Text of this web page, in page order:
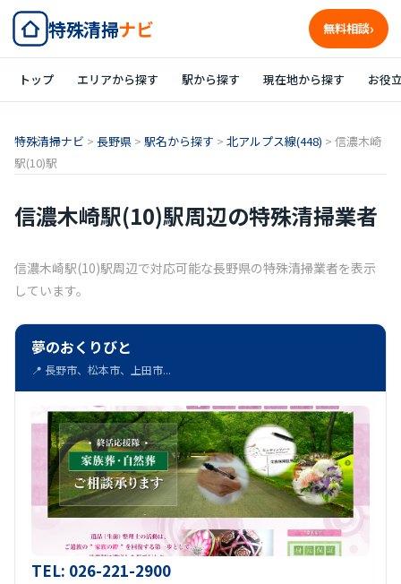
特殊清掃ナビ 無料相談
トップ エリアから探す 駅から探す 現在地から探す お役
特殊清掃ナビ > 長野県 > 駅名から探す > 北アルプス線(448) > 信濃木崎
駅(10)駅
信濃木崎駅(10)駅周辺の特殊清掃業者
信濃木崎駅(10)駅周辺で対応可能な長野県の特殊清掃業者を表示
しています。
夢のおくりびと
📍 長野市、松本市、上田市...
TEL: 026-221-2900